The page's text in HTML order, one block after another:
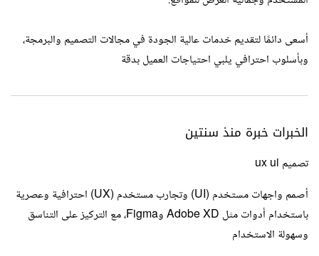
أسعى دائمًا لتقديم خدمات عالية الجودة في مجالات التصميم والبرمجة،
وبأسلوب احترافي يلبي احتياجات العميل بدقة
الخبرات خبرة منذ سنتين
تصميم ux ui
أصمم واجهات مستخدم (UI) وتجارب مستخدم (UX) احترافية وعصرية
باستخدام أدوات مثل Adobe XD وFigma، مع التركيز على التناسق
وسهولة الاستخدام